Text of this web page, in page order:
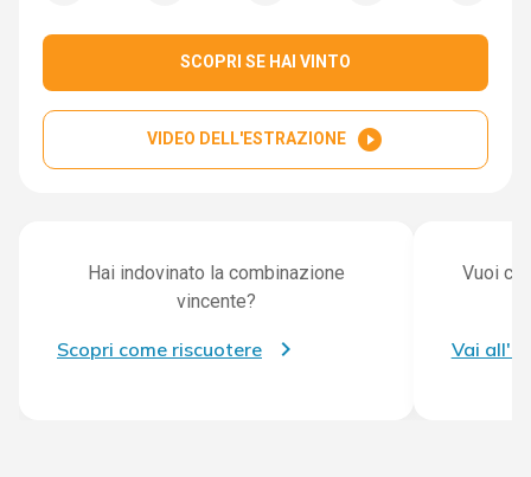
SCOPRI SE HAI VINTO
VIDEO DELL'ESTRAZIONE play_circle_filled
Hai indovinato la combinazione
vincente?
Scopri come riscuotere
Vuoi
Vai